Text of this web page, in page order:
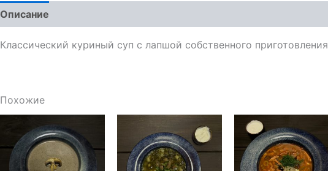
Описание
Классический куриный суп с лапшой собственного приготовления
Похожие